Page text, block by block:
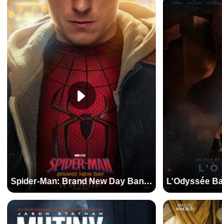
Spider-Man: Brand New Day Bande-annonce VO STFR